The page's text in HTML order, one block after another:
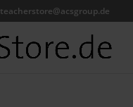
teacherstore@acsgroup.de